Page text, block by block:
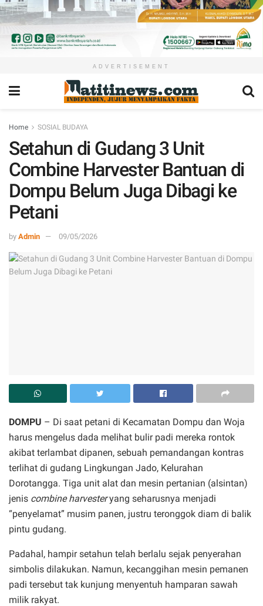
ADVERTISEMENT
Home SOSIAL BUDAYA
Setahun di Gudang 3 Unit
Combine Harvester Bantuan di
Dompu Belum Juga Dibagi ke
Petani
by Admin 09/05/2026
DOMPU – Di saat petani di Kecamatan Dompu dan Woja
harus mengelus dada melihat bulir padi mereka rontok
akibat terlambat dipanen, sebuah pemandangan kontras
terlihat di gudang Lingkungan Jado, Kelurahan
Dorotangga. Tiga unit alat dan mesin pertanian (alsintan)
jenis combine harvesteryang seharusnya menjadi
“penyelamat” musim panen, justru teronggok diam di balik
pintu gudang.
Padahal, hampir setahun telah berlalu sejak penyerahan
simbolis dilakukan. Namun, kecanggihan mesin pemanen
padi tersebut tak kunjung menyentuh hamparan sawah
milik rakyat.